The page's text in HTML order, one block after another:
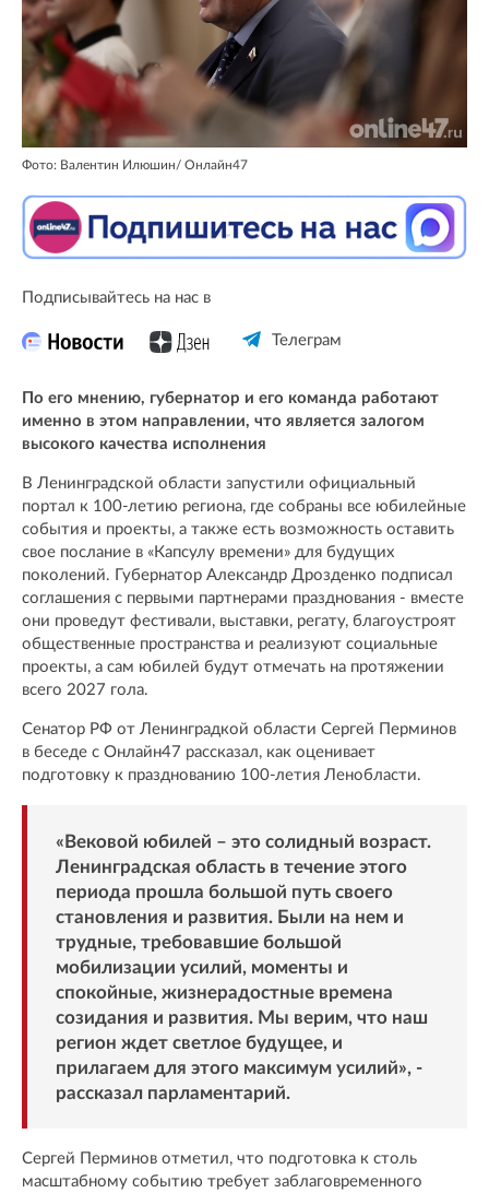
Фото: Валентин Илюшин/ Oнлайн47
Подписывайтесь на нас в
Телеграм
По его мнению, губернатор и его команда работают
именно в этом направлении, что является залогом
высокого качества исполнения
В Ленинградской области запустили официальный
портал к 100-летию региона, где собраны все юбилейные
события и проекты, а также есть возможность оставить
свое послание в «Капсулу времени» для будущих
поколений. Губернатор Александр Дрозденко подписал
соглашения с первыми партнерами празднования - вместе
они проведут фестивали, выставки, регату, благоустроят
общественные пространства и реализуют социальные
проекты, а сам юбилей будут отмечать на протяжении
всего 2027 гола.
Сенатор РФ от Ленинградкой области Сергей Перминов
в беседе с Онлайн47 рассказал, как оценивает
подготовку к празднованию 100-летия Ленобласти.
«Вековой юбилей – это солидный возраст.
Ленинградская область в течение этого
периода прошла большой путь своего
становления и развития. Были на нем и
трудные, требовавшие большой
мобилизации усилий, моменты и
спокойные, жизнерадостные времена
созидания и развития. Мы верим, что наш
регион ждет светлое будущее, и
прилагаем для этого максимум усилий», -
рассказал парламентарий.
Сергей Перминов отметил, что подготовка к столь
масштабному событию требует заблаговременного